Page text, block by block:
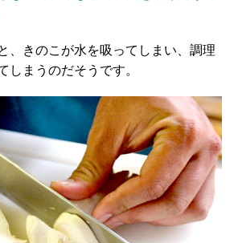
、きのこが水を吸ってしまい、調理
しまうのだそうです。